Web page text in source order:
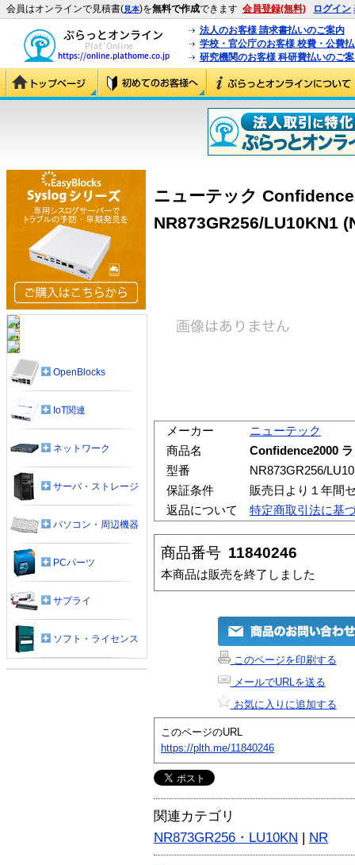
会員はオンラインで見積書(見本)を無料で作成できます 会員登録(無料) ログイン
法人のお客様 請求書払いのご案内
学校・官公庁のお客様 校費・公費
研究機関のお客様 科研費払いのご
ニューテック
NR873GR256/LU10KN1
メーカー
ニューテック
商品名
Confidence2000
型番
NR873GR256/
保証条件
販売日より１年間
返品について
特定商取引法に基
商品番号 11840246
本商品は販売を終了しました
このページを印刷する
メールでURLを送る
お気に入りに追加する
このページのURL
https://plth.me/11840246
関連カテゴリ
NR873GR256・LU10KN | NR
OpenBlocks
IoT関連
ネットワーク
サーバ・ストレージ
パソコン・周辺機器
PCパーツ
サプライ
ソフト・ライセンス